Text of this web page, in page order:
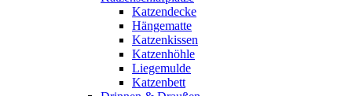
Katzendecke
Hängematte
Katzenkissen
Katzenhöhle
Liegemulde
Katzenbett